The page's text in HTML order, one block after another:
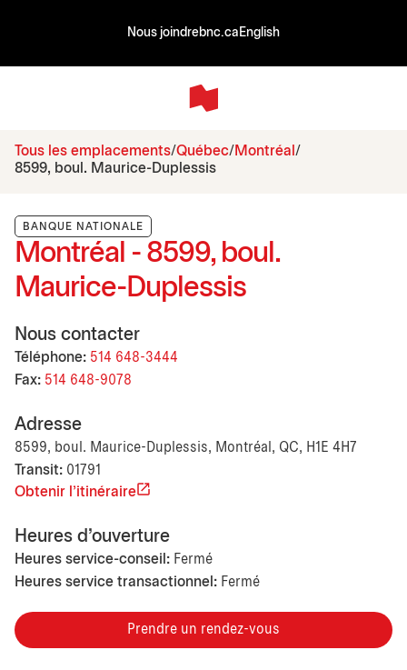
Nous joindrebnc.ca English
Tous les emplacements Québec
Montréal
8599, boul. Maurice-Duplessis
BANQUE NATIONALE
Montréal - 8599, boul.
Maurice-Duplessis
Nous contacter
Téléphone: 514 648-3444
Fax: 514 648-9078
Adresse
8599, boul. Maurice-Duplessis, Montréal, QC, H1E 4H7
Transit: 01791
Obtenir l'itinéraire
Heures d'ouverture
Heures service-conseil: Fermé
Heures service transactionnel: Fermé
Prendre un rendez-vous